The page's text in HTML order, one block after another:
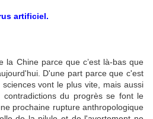
artificiel.
la Chine parce que c’est là-bas que
D'une part parce que c'est
vont le plus vite, mais aussi
du progrès se font le
prochaine rupture anthropologique